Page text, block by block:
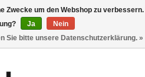
0 Artikel - CHF 0,00
Zwecke um den Webshop zu verbessern.
Ja
Nein
Sie bitte unsere Datenschutzerklärung. »